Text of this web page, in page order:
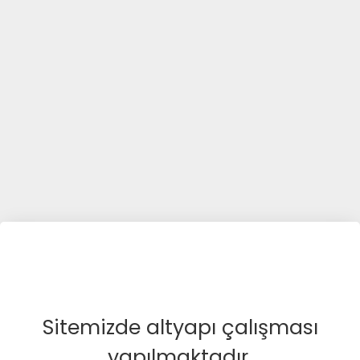
Sitemizde altyapı çalışması